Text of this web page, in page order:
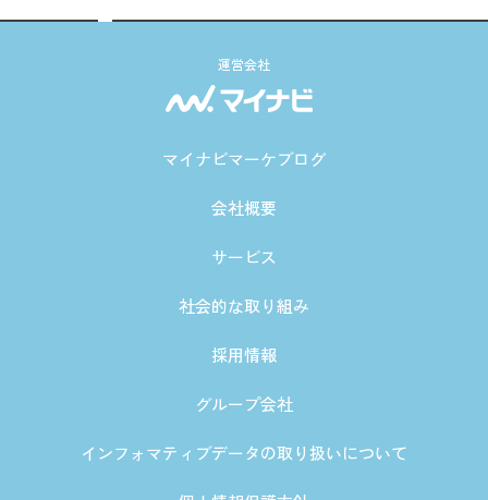
運営会社
マイナビマーケブログ
会社概要
サービス
社会的な取り組み
採用情報
グループ会社
インフォマティブデータの取り扱いについて